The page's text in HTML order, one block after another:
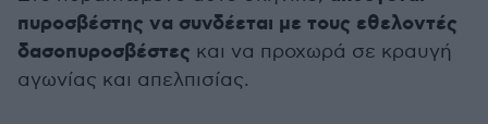
πυροσβέστης να συνδέεται με τους εθελοντές
δασοπυροσβέστες και να προχωρά σε κραυγή
αγωνίας και απελπισίας.